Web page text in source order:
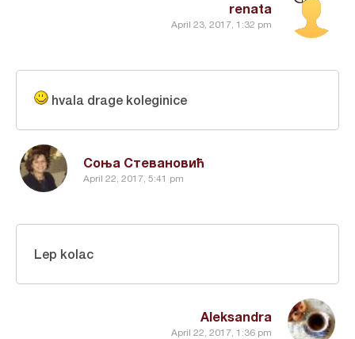
renata
April 23, 2017, 1:32 pm
Соња Стевановић
April 22, 2017, 5:41 pm
hvala drage koleginice
Aleksandra
April 22, 2017, 1:36 pm
Lep kolac